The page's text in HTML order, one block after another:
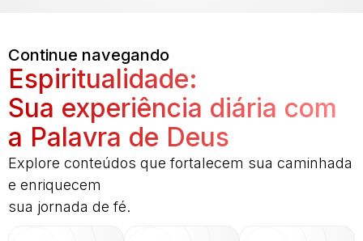
Continue navegando
Espiritualidade:
Sua experiência diária com
a Palavra de Deus
Explore conteúdos que fortalecem sua caminhada
e enriquecem
sua jornada de fé.